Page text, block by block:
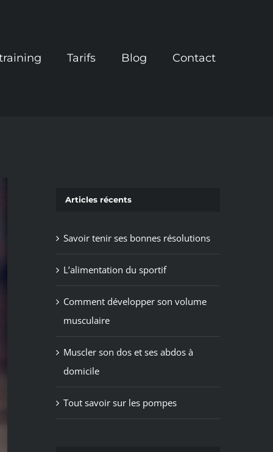
Tarifs Blog Contact
Articles récents
Savoir tenir ses bonnes résolutions
L’alimentation du sportif
Comment développer son volume
musculaire
Muscler son dos et ses abdos à
domicile
Tout savoir sur les pompes